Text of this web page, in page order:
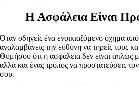
Η Ασφάλεια Είναι
Όταν οδηγείς ένα ενοικιαζόμενο όχημα
αναλαμβάνεις την ευθύνη να τηρείς τους
Θυμήσου ότι η ασφάλεια δεν είναι απλώς
αλλά και ένας τρόπος να προστατεύσεις
σου.